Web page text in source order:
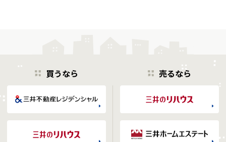
買うなら 売るなら